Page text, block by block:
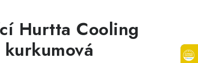
Hurtta Cooling